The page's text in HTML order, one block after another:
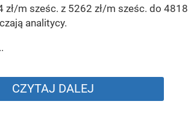
zł/m sześc. z 5262 zł/m sześc. do 4818
analitycy.
CZYTAJ DALEJ